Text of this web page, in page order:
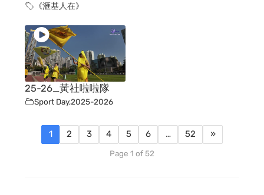
《滙基人在》
25-26_黃社啦啦隊
Sport Day,2025-2026
1 2 3 4 5 6 … 52 »
Page 1 of 52